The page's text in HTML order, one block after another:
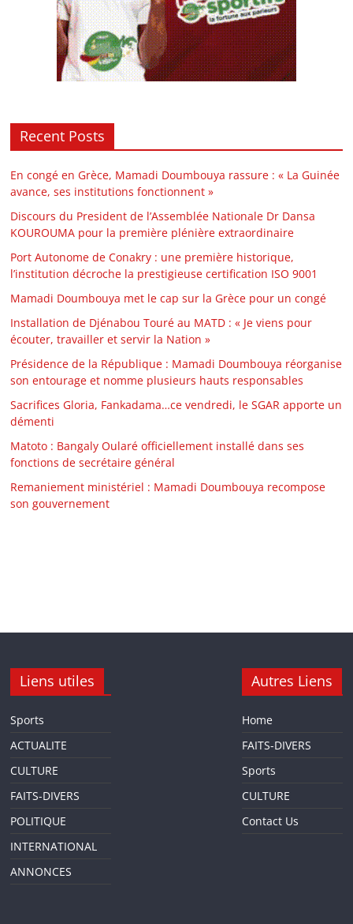
Recent Posts
En congé en Grèce, Mamadi Doumbouya rassure : « La Guinée
avance, ses institutions fonctionnent »
Discours du President de l’Assemblée Nationale Dr Dansa
KOUROUMA pour la première plénière extraordinaire
Port Autonome de Conakry : une première historique,
l’institution décroche la prestigieuse certification ISO 9001
Mamadi Doumbouya met le cap sur la Grèce pour un congé
Installation de Djénabou Touré au MATD : « Je viens pour
écouter, travailler et servir la Nation »
Présidence de la République : Mamadi Doumbouya réorganise
son entourage et nomme plusieurs hauts responsables
Sacrifices Gloria, Fankadama…ce vendredi, le SGAR apporte un
démenti
Matoto : Bangaly Oularé officiellement installé dans ses
fonctions de secrétaire général
Remaniement ministériel : Mamadi Doumbouya recompose
son gouvernement
Liens utiles
Sports
ACTUALITE
CULTURE
FAITS-DIVERS
POLITIQUE
INTERNATIONAL
ANNONCES
Autres Liens
Home
FAITS-DIVERS
Sports
CULTURE
Contact Us